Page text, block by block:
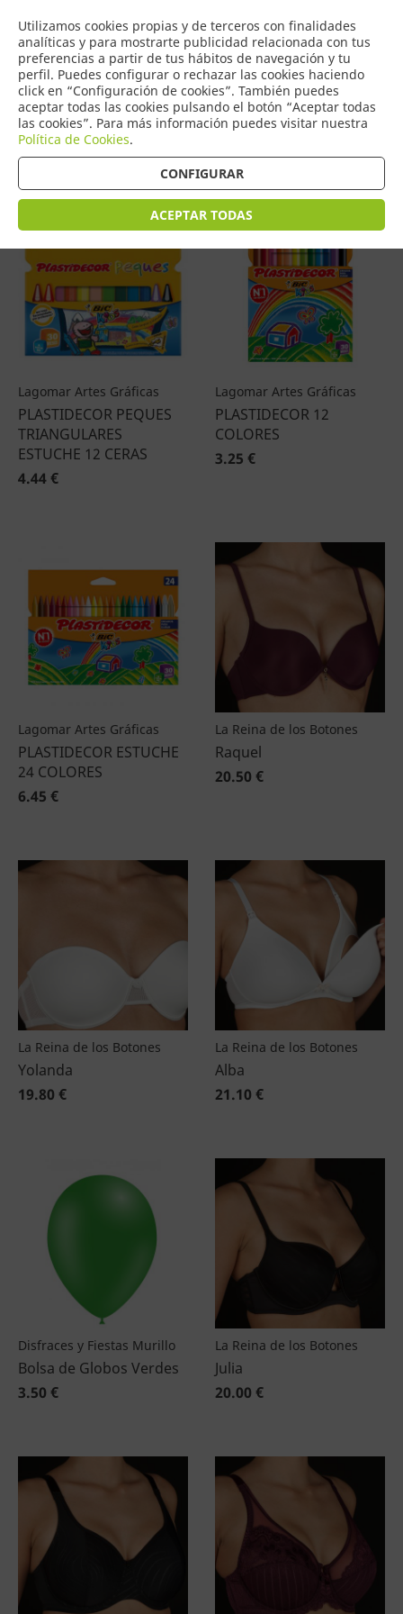
Utilizamos cookies propias y de terceros con finalidades
analíticas y para mostrarte publicidad relacionada con tus
preferencias a partir de tus hábitos de navegación y tu
perfil. Puedes configurar o rechazar las cookies haciendo
click en “Configuración de cookies”. También puedes
aceptar todas las cookies pulsando el botón “Aceptar todas
las cookies”. Para más información puedes visitar nuestra
Política de Cookies.
CONFIGURAR
ACEPTAR TODAS
0
COMERCIO
DE TORRIJOS
Productos (4601)
Ordenar por precio
Lagomar Artes Gráficas
PLASTIDECOR PEQUES
TRIANGULARES
ESTUCHE 12 CERAS
4.44 €
Lagomar Artes Gráficas
PLASTIDECOR 12
COLORES
3.25 €
Lagomar Artes Gráficas
PLASTIDECOR ESTUCHE
24 COLORES
6.45 €
La Reina de los Botones
Raquel
20.50 €
La Reina de los Botones
Yolanda
19.80 €
La Reina de los Botones
Alba
21.10 €
Disfraces y Fiestas Murillo
Bolsa de Globos Verdes
3.50 €
La Reina de los Botones
Julia
20.00 €